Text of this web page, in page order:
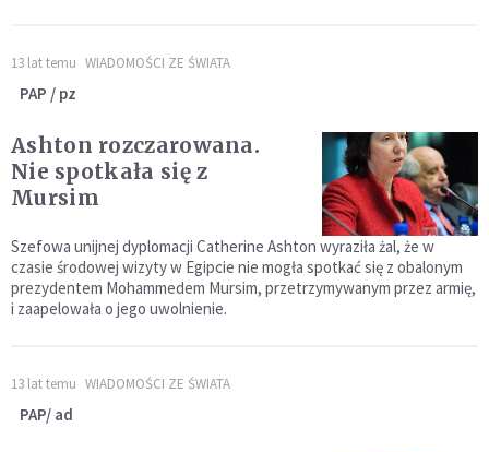
13 lat temu WIADOMOŚCI ZE ŚWIATA
PAP / pz
Ashton rozczarowana.
Nie spotkała się z
Mursim
Szefowa unijnej dyplomacji Catherine Ashton wyraziła żal, że w
czasie środowej wizyty w Egipcie nie mogła spotkać się z obalonym
prezydentem Mohammedem Mursim, przetrzymywanym przez armię,
i zaapelowała o jego uwolnienie.
13 lat temu WIADOMOŚCI ZE ŚWIATA
PAP/ ad